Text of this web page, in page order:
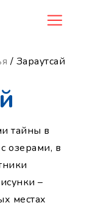
/ Зараутсай
тайны в
озерами, в
–
местах